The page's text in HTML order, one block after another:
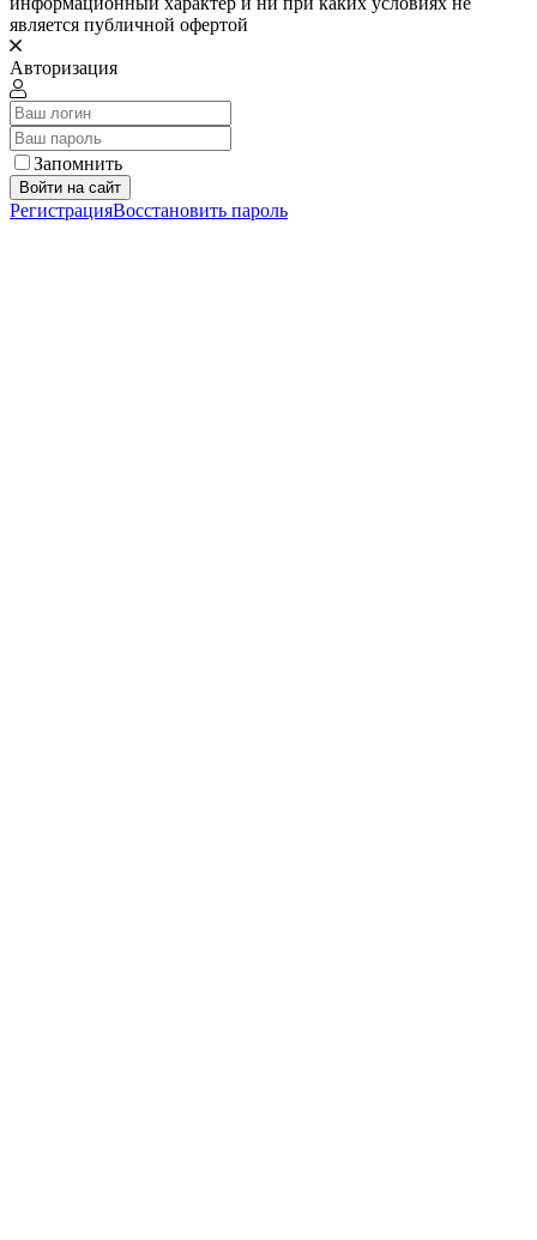
является публичной офертой
Авторизация
Запомнить
Войти на сайт
РегистрацияВосстановить пароль